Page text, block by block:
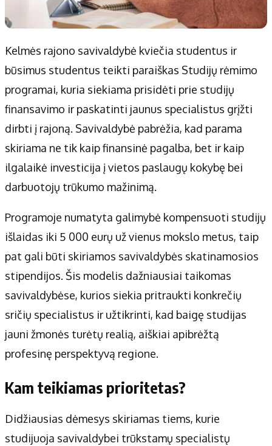
Alytaus miesto
Marijampolės
Palangos miesto
Prienų rajono
Redakcija
Apie mus
Autoriai
Kontaktai
Privatumo politika
Redakcijos politika
Receptai
Kelmės rajono savivaldybė kviečia studentus ir
būsimus studentus teikti paraiškas Studijų rėmimo
programai, kuria siekiama prisidėti prie studijų
finansavimo ir paskatinti jaunus specialistus grįžti
dirbti į rajoną. Savivaldybė pabrėžia, kad parama
skiriama ne tik kaip finansinė pagalba, bet ir kaip
ilgalaikė investicija į vietos paslaugų kokybę bei
darbuotojų trūkumo mažinimą.
Programoje numatyta galimybė kompensuoti studijų
išlaidas iki 5 000 eurų už vienus mokslo metus, taip
pat gali būti skiriamos savivaldybės skatinamosios
stipendijos. Šis modelis dažniausiai taikomas
savivaldybėse, kurios siekia pritraukti konkrečių
sričių specialistus ir užtikrinti, kad baigę studijas
jauni žmonės turėtų realią, aiškiai apibrėžtą
profesinę perspektyvą regione.
Kam teikiamas prioritetas?
Didžiausias dėmesys skiriamas tiems, kurie
studijuoja savivaldybei trūkstamų specialistų